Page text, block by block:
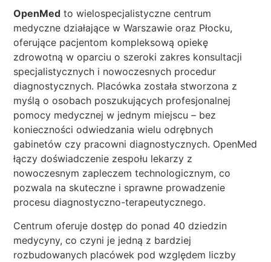
OpenMed to wielospecjalistyczne centrum
medyczne działające w Warszawie oraz Płocku,
oferujące pacjentom kompleksową opiekę
zdrowotną w oparciu o szeroki zakres konsultacji
specjalistycznych i nowoczesnych procedur
diagnostycznych. Placówka została stworzona z
myślą o osobach poszukujących profesjonalnej
pomocy medycznej w jednym miejscu – bez
konieczności odwiedzania wielu odrębnych
gabinetów czy pracowni diagnostycznych. OpenMed
łączy doświadczenie zespołu lekarzy z
nowoczesnym zapleczem technologicznym, co
pozwala na skuteczne i sprawne prowadzenie
procesu diagnostyczno-terapeutycznego.
Centrum oferuje dostęp do ponad 40 dziedzin
medycyny, co czyni je jedną z bardziej
rozbudowanych placówek pod względem liczby